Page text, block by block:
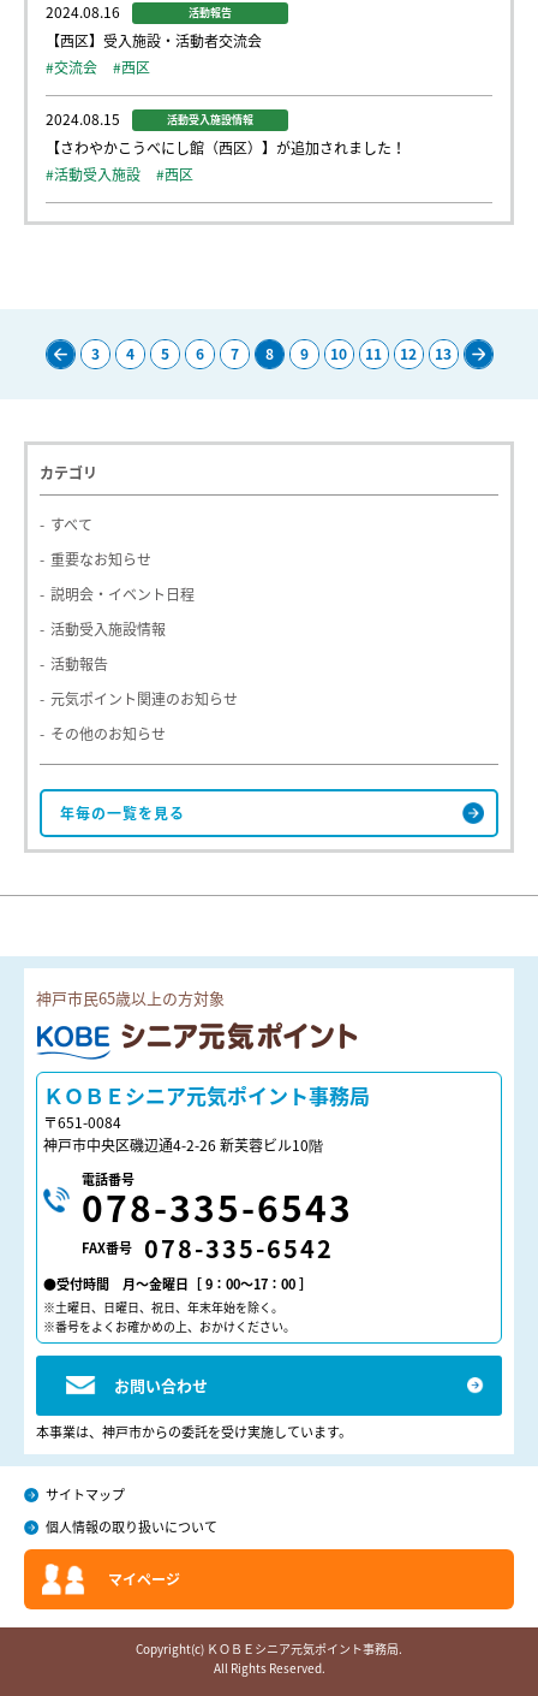
2024.08.16 活動報告
【西区】受入施設・活動者交流会
#交流会
#西区
2024.08.15 活動受入施設情報
【さわやかこうべにし館（西区）】が追加されました！
#活動受入施設
#西区
3 4 5 6 7 8 9 10 11 12
13
カテゴリ
すべて
重要なお知らせ
説明会・イベント日程
活動受入施設情報
活動報告
元気ポイント関連のお知らせ
その他のお知らせ
神戸市民65歳以上の方対象
ＫＯＢＥシニア元気ポイント
ＫＯＢＥシニア元気ポイント事務局
〒651-0084
神戸市中央区磯辺通4-2-26 新芙蓉ビル10階
電話番号
078-335-6543
FAX番号 078-335-6542
●受付時間 月～金曜日［ 9：00～17：00 ］
※土曜日、日曜日、祝日、年末年始を除く。
※番号をよくお確かめの上、おかけください。
お問い合わせ
本事業は、神戸市からの委託を受け実施しています。
サイトマップ
個人情報の取り扱いについて
マイページ
Copyright(c) ＫＯＢＥシニア元気ポイント事務局.
All Rights Reserved.